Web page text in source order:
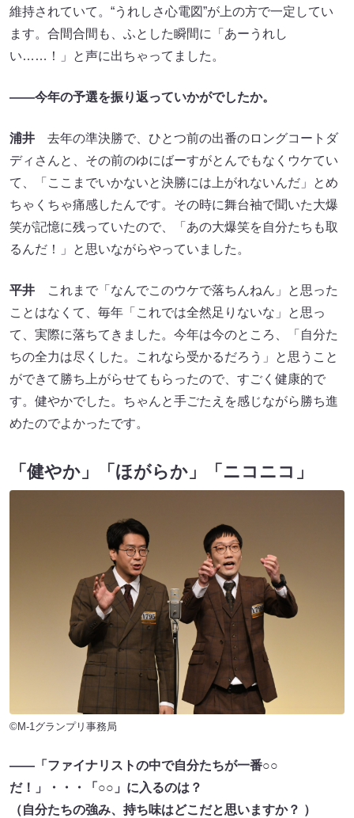
維持されていて。“うれしさ心電図”が上の方で一定してい
ます。合間合間も、ふとした瞬間に「あーうれし
い……！」と声に出ちゃってました。
――今年の予選を振り返っていかがでしたか。
浦井 去年の準決勝で、ひとつ前の出番のロングコートダ
ディさんと、その前のゆにばーすがとんでもなくウケてい
て、「ここまでいかないと決勝には上がれないんだ」とめ
ちゃくちゃ痛感したんです。その時に舞台袖で聞いた大爆
笑が記憶に残っていたので、「あの大爆笑を自分たちも取
るんだ！」と思いながらやっていました。
平井 これまで「なんでこのウケで落ちんねん」と思った
ことはなくて、毎年「これでは全然足りないな」と思っ
て、実際に落ちてきました。今年は今のところ、「自分た
ちの全力は尽くした。これなら受かるだろう」と思うこと
ができて勝ち上がらせてもらったので、すごく健康的で
す。健やかでした。ちゃんと手ごたえを感じながら勝ち進
めたのでよかったです。
「健やか」「ほがらか」「ニコニコ」
©M-1グランプリ事務局
――「ファイナリストの中で自分たちが一番○○
だ！」・・・「○○」に入るのは？
（自分たちの強み、持ち味はどこだと思いますか？ ）